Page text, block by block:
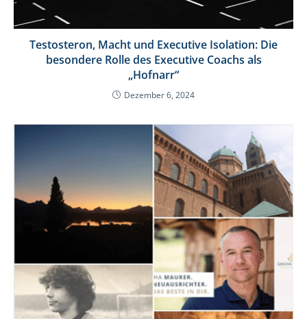
Testosteron, Macht und Executive Isolation: Die
besondere Rolle des Executive Coachs als
„Hofnarr“
Dezember 6, 2024